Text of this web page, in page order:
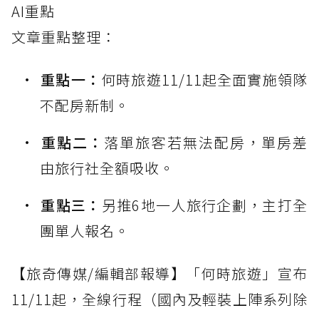
AI重點
文章重點整理：
重點一： 何時旅遊11/11起全面實施領隊
不配房新制。
重點二： 落單旅客若無法配房，單房差
由旅行社全額吸收。
重點三： 另推6地一人旅行企劃，主打全
團單人報名。
【旅奇傳媒/編輯部報導】「何時旅遊」宣布
11/11起，全線行程（國內及輕裝上陣系列除